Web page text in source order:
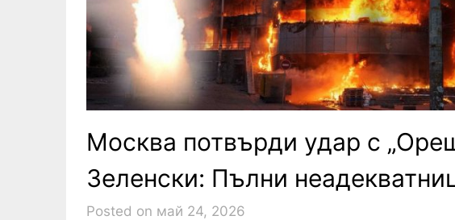
Москва потвърди удар с
Зеленски: Пълни
Posted on май 24, 2026